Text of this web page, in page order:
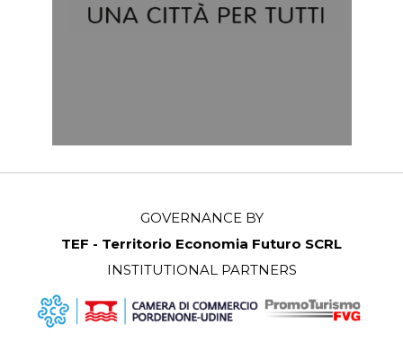
GOVERNANCE BY
TEF - Territorio Economia Futuro SCRL
INSTITUTIONAL PARTNERS